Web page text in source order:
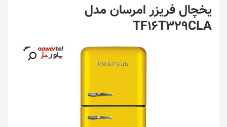
یخچال فریزر امرسان مدل
TF16T329CLA